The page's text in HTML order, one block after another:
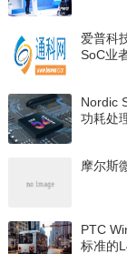
爱普科
SoC业
Nordic
功耗处
摩尔斯
PTC
标准的